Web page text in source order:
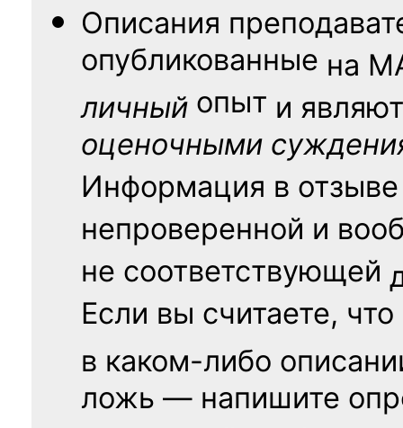
Описания
опубликованные на
личный опыт и
оценочными
Информация в
непроверенной и
не соответствующей
Если вы считаете, что
в каком-либо
ложь — напишите